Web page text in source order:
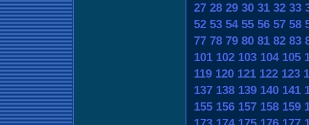
27 28 29 30 31 32 33
52 53 54 55 56 57 58
77 78 79 80 81 82 83
101 102 103 104 105
119 120 121 122 123
137 138 139 140 141
155 156 157 158 159